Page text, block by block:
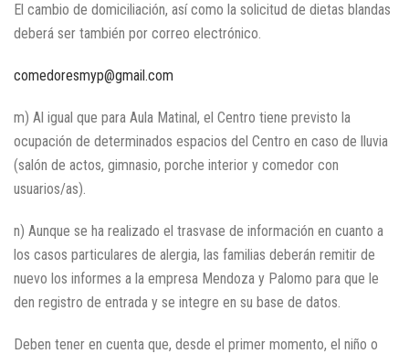
El cambio de domiciliación, así como la solicitud de dietas blandas
deberá ser también por correo electrónico.
comedoresmyp@gmail.com
m) Al igual que para Aula Matinal, el Centro tiene previsto la
ocupación de determinados espacios del Centro en caso de lluvia
(salón de actos, gimnasio, porche interior y comedor con
usuarios/as).
n) Aunque se ha realizado el trasvase de información en cuanto a
los casos particulares de alergia, las familias deberán remitir de
nuevo los informes a la empresa Mendoza y Palomo para que le
den registro de entrada y se integre en su base de datos.
Deben tener en cuenta que, desde el primer momento, el niño o